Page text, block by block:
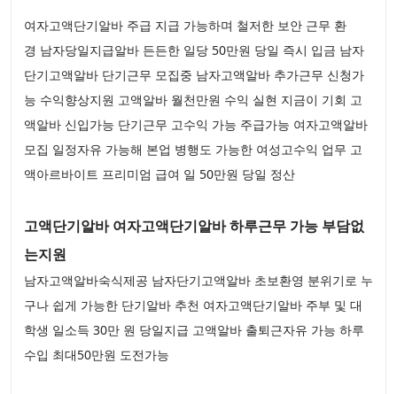
여자고액단기알바 주급 지급 가능하며 철저한 보안 근무 환
경 남자당일지급알바 든든한 일당 50만원 당일 즉시 입금 남자
단기고액알바 단기근무 모집중 남자고액알바 추가근무 신청가
능 수익향상지원 고액알바 월천만원 수익 실현 지금이 기회 고
액알바 신입가능 단기근무 고수익 가능 주급가능 여자고액알바
모집 일정자유 가능해 본업 병행도 가능한 여성고수익 업무 고
액아르바이트 프리미엄 급여 일 50만원 당일 정산
고액단기알바 여자고액단기알바 하루근무 가능 부담없
는지원
남자고액알바숙식제공 남자단기고액알바 초보환영 분위기로 누
구나 쉽게 가능한 단기알바 추천 여자고액단기알바 주부 및 대
학생 일소득 30만 원 당일지급 고액알바 출퇴근자유 가능 하루
수입 최대50만원 도전가능